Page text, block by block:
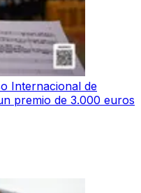
Internacional de
premio de 3.000 euros